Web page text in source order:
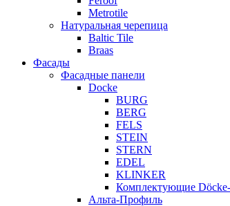
Metrotile
Натуральная черепица
Baltic Tile
Braas
Фасады
Фасадные панели
Docke
BURG
BERG
FELS
STEIN
STERN
EDEL
KLINKER
Комплектующие
Альта-Профиль